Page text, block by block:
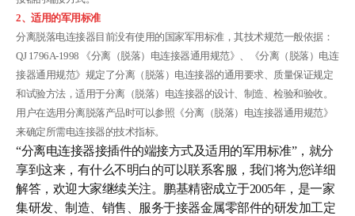
2、适用的军用标准
分离脱落电连接器目前没有使用的国家军用标准，其技术规范一般依据：
QJ 1796A-1998 《分离（脱落）电连接器通用规范》、《分离（脱落）电连
接器通用规范》规定了分离（脱落）电连接器的通用要求、质量保证规定
和试验方法，适用于分离（脱落）电连接器的设计、制造、检验和验收。
用户在选用分离脱落产品时可以参照《分离（脱落）电连接器通用规范》
来确定所需电连接器的技术指标。
“分离电连接器接插件的端接方式及适用的军用标准”，就分
享到这来，有什么不明白的可以联系客服，我们将为您详细
解答，欢迎大家继续关注。鹏基精密成立于2005年，是一家
集研发、制造、销售、服务于接器金属零部件的研发加工定